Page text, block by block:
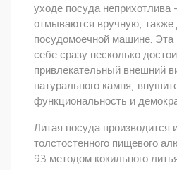
уходе посуда неприхотлива
отмываются вручную, также
посудомоечной машине. Эта
себе сразу несколько
привлекательный внешний
натурального камня,
функциональность и
Литая посуда производится
толстостенного пищевого
93 методом кокильного